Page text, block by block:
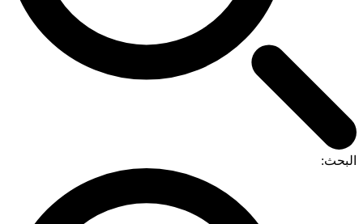
البحث: